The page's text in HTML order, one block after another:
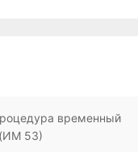
временный
(ИМ 53)